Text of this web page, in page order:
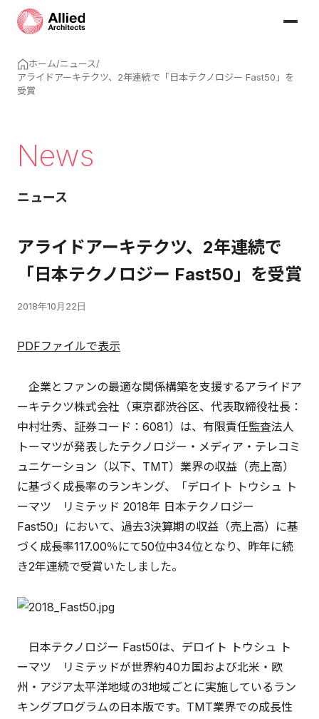
ホーム/ニュース/
アライドアーキテクツ、2年連続で「日本テクノロジー Fast50」を
受賞
News
ニュース
アライドアーキテクツ、2年連続で
「日本テクノロジー Fast50」を受賞
2018年10月22日
PDFファイルで表示
企業とファンの最適な関係構築を支援するアライドア
ーキテクツ株式会社（東京都渋谷区、代表取締役社長：
中村壮秀、証券コード：6081）は、有限責任監査法人
トーマツが発表したテクノロジー・メディア・テレコミ
ュニケーション（以下、TMT）業界の収益（売上高）
に基づく成長率のランキング、「デロイト トウシュ ト
ーマツ リミテッド 2018年 日本テクノロジー
Fast50」において、過去3決算期の収益（売上高）に基
づく成長率117.00％にて50位中34位となり、昨年に続
き2年連続で受賞いたしました。
日本テクノロジー Fast50は、デロイト トウシュ ト
ーマツ リミテッドが世界約40カ国および北米・欧
州・アジア太平洋地域の3地域ごとに実施しているラン
キングプログラムの日本版です。TMT業界での成長性